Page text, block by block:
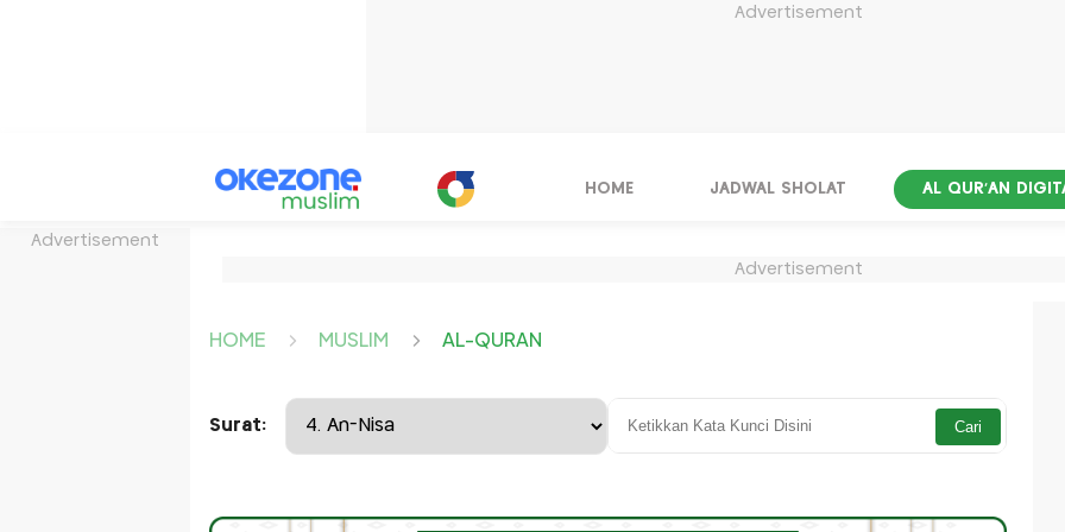
Advertisement
Advertisement
HOME JADWAL SHOLAT AL QUR'AN
Advertisement
HOME MUSLIM AL-QURAN
Surat: